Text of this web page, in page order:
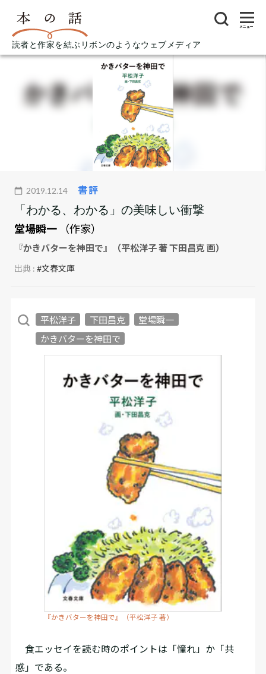
読者と作家を結ぶリボンのようなウェブメディア
メニュー
2019.12.14 書評
「わかる、わかる」の美味しい衝撃
堂場瞬一
（作家）
『かきバターを神田で』（平松洋子 著 下田昌克 画）
出典 :#文春文庫
平松洋子 下田昌克
堂場瞬一
かきバターを神田で
『かきバターを神田で』（平松洋子 著）
食エッセイを読む時のポイントは「憧れ」か「共
感」である。